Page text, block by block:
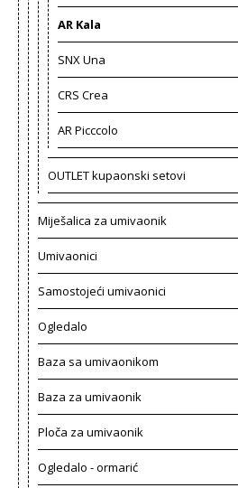
AR Kala
SNX Una
CRS Crea
AR Picccolo
OUTLET kupaonski setovi
Miješalica za umivaonik
Umivaonici
Samostojeći umivaonici
Ogledalo
Baza sa umivaonikom
Baza za umivaonik
Ploča za umivaonik
Ogledalo - ormarić